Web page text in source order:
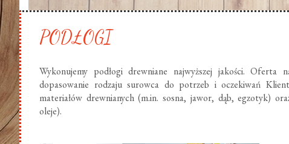
PODŁOGI
Wykonujemy podłogi drewniane najwyższej jakości. Oferta
dopasowanie rodzaju surowca do potrzeb i oczekiwań
materiałów drewnianych (m.in. sosna, jawor, dąb, egzotyk)
oleje).